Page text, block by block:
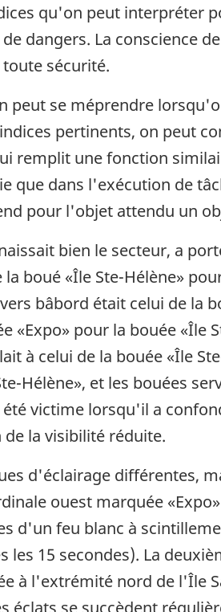
qu'on peut interpréter
dangers. La conscience
sécurité.
peut se méprendre
pertinents, on peut
remplit une fonction
que dans l'exécution de
pour l'objet attendu un
bien le secteur, a
boué «Île Ste-Hélène»
bâbord était celui de la
«Expo» pour la bouée
à celui de la bouée «Île
Hélène», et les bouées
victime lorsqu'il a
la visibilité réduite.
d'éclairage différentes,
ouest marquée
d'un feu blanc à
15 secondes). La
à l'extrémité nord de l'Île
se succèdent